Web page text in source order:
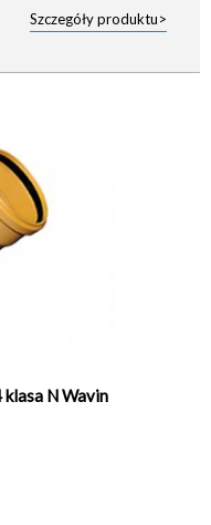
Szczegóły produktu>
N Wavin